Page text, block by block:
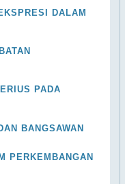
DALAM
PADA
BANGSAWAN
PERKEMBANGAN